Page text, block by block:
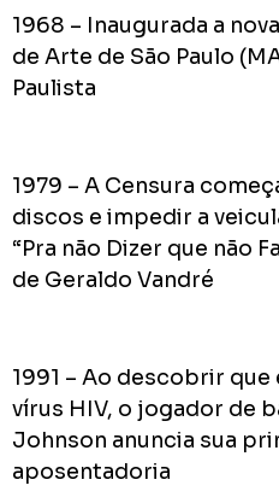
1968 – Inaugurada a
de Arte de São Paulo
Paulista
1979 – A Censura
discos e impedir a
“Pra não Dizer que não
de Geraldo Vandré
1991 – Ao descobrir
vírus HIV, o jogador de
Johnson anuncia sua
aposentadoria